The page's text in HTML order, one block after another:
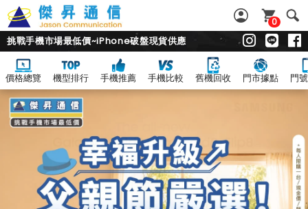
0
挑戰手機市場最低價~iPhone破盤現貨供應
價格總覽 機型排行 手機推薦 手機比較 舊機回收 門市據點 門